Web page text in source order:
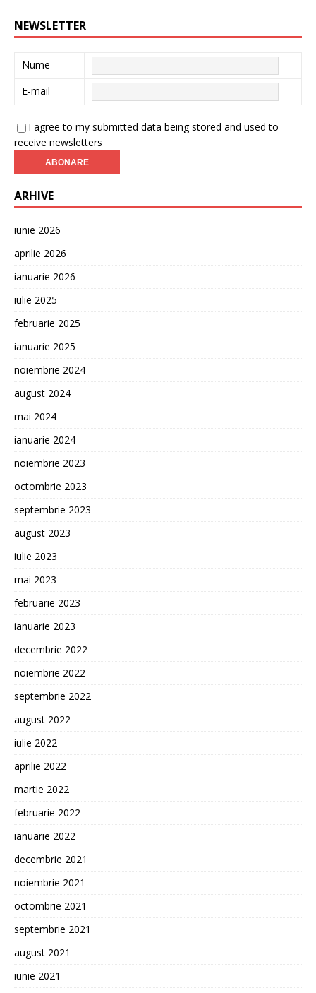
NEWSLETTER
Nume
E-mail
I agree to my submitted data being stored and used to
receive newsletters
ARHIVE
iunie 2026
aprilie 2026
ianuarie 2026
iulie 2025
februarie 2025
ianuarie 2025
noiembrie 2024
august 2024
mai 2024
ianuarie 2024
noiembrie 2023
octombrie 2023
septembrie 2023
august 2023
iulie 2023
mai 2023
februarie 2023
ianuarie 2023
decembrie 2022
noiembrie 2022
septembrie 2022
august 2022
iulie 2022
aprilie 2022
martie 2022
februarie 2022
ianuarie 2022
decembrie 2021
noiembrie 2021
octombrie 2021
septembrie 2021
august 2021
iunie 2021